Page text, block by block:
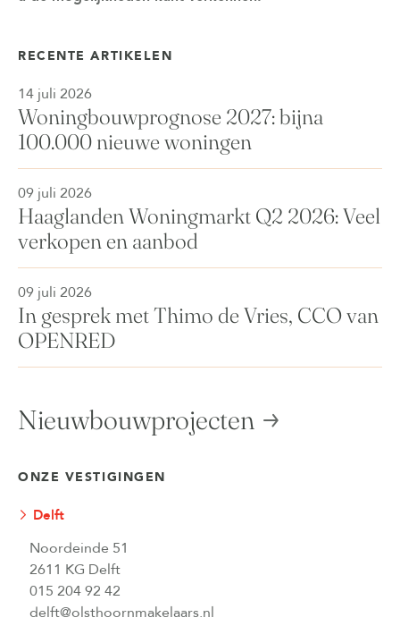
RECENTE ARTIKELEN
14 juli 2026
Woningbouwprognose 2027: bijna
100.000 nieuwe woningen
09 juli 2026
Haaglanden Woningmarkt Q2 2026: Veel
verkopen en aanbod
09 juli 2026
In gesprek met Thimo de Vries, CCO van
OPENRED
Nieuwbouwprojecten
ONZE VESTIGINGEN
Delft
Noordeinde 51
2611 KG Delft
015 204 92 42
delft@olsthoornmakelaars.nl